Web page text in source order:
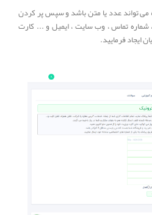
تواند عدد یا متن باشد و سپس پر کردن
تماس ، وب سایت ، ایمیل و ... کارت
فرمایید.